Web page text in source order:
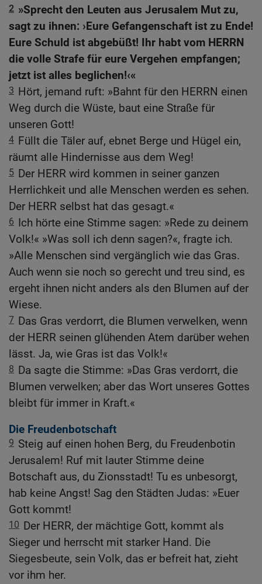
2 »Sprecht den Leuten aus Jerusalem Mut zu,
sagt zu ihnen: ›Eure Gefangenschaft ist zu Ende!
Eure Schuld ist abgebüßt! Ihr habt vom HERRN
die volle Strafe für eure Vergehen empfangen;
jetzt ist alles beglichen!‹«
3 Hört, jemand ruft: »Bahnt für den HERRN einen
Weg durch die Wüste, baut eine Straße für
unseren Gott!
4 Füllt die Täler auf, ebnet Berge und Hügel ein,
räumt alle Hindernisse aus dem Weg!
5 Der HERR wird kommen in seiner ganzen
Herrlichkeit und alle Menschen werden es sehen.
Der HERR selbst hat das gesagt.«
6 Ich hörte eine Stimme sagen: »Rede zu deinem
Volk!« »Was soll ich denn sagen?«, fragte ich.
»Alle Menschen sind vergänglich wie das Gras.
Auch wenn sie noch so gerecht und treu sind, es
ergeht ihnen nicht anders als den Blumen auf der
Wiese.
7 Das Gras verdorrt, die Blumen verwelken, wenn
der HERR seinen glühenden Atem darüber wehen
lässt. Ja, wie Gras ist das Volk!«
8 Da sagte die Stimme: »Das Gras verdorrt, die
Blumen verwelken; aber das Wort unseres Gottes
bleibt für immer in Kraft.«
Die Freudenbotschaft
9 Steig auf einen hohen Berg, du Freudenbotin
Jerusalem! Ruf mit lauter Stimme deine
Botschaft aus, du Zionsstadt! Tu es unbesorgt,
hab keine Angst! Sag den Städten Judas: »Euer
Gott kommt!
10 Der HERR, der mächtige Gott, kommt als
Sieger und herrscht mit starker Hand. Die
Siegesbeute, sein Volk, das er befreit hat, zieht
vor ihm her.